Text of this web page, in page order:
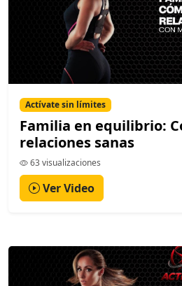
Actívate sin límites
Familia en equilibrio:
relaciones sanas
63 visualizaciones
Ver Video